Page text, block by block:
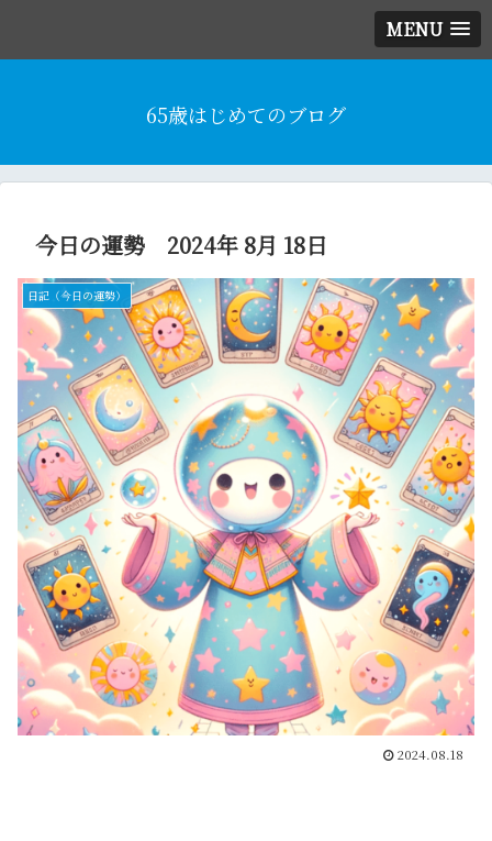
MENU
65歳はじめてのブログ
今日の運勢 2024年 8月 18日
日記（今日の運勢）
2024.08.18